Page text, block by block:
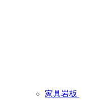
家具岩板